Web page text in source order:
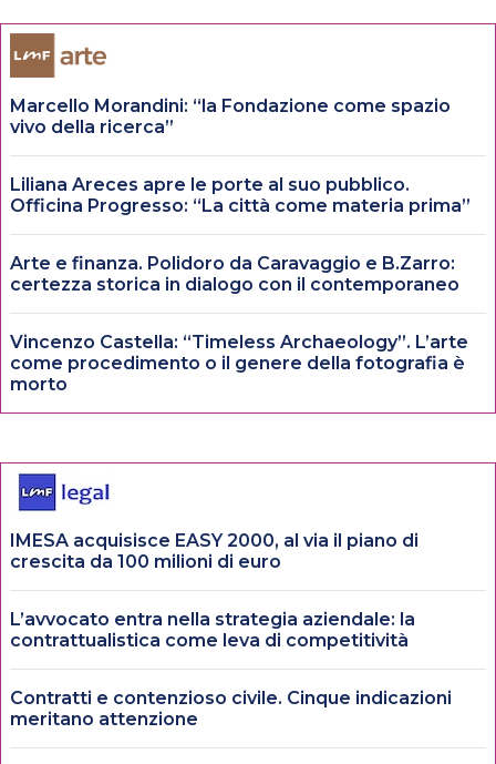
Marcello Morandini: “la Fondazione come spazio
vivo della ricerca”
Liliana Areces apre le porte al suo pubblico.
Officina Progresso: “La città come materia prima”
Arte e finanza. Polidoro da Caravaggio e B.Zarro:
certezza storica in dialogo con il contemporaneo
Vincenzo Castella: “Timeless Archaeology”. L’arte
come procedimento o il genere della fotografia è
morto
IMESA acquisisce EASY 2000, al via il piano di
crescita da 100 milioni di euro
L’avvocato entra nella strategia aziendale: la
contrattualistica come leva di competitività
Contratti e contenzioso civile. Cinque indicazioni
meritano attenzione